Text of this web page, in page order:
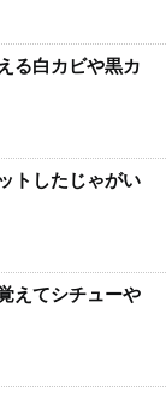
る白カビや黒カ
トしたじゃがい
えてシチューや